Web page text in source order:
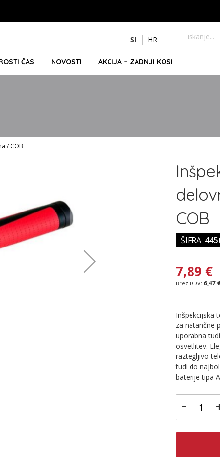
na
SI HR
ČAS NOVOSTI AKCIJA – ZADNJI KOSI
/ COB
COB
ŠIFRA
7,89 €
6,47 €
Inšpekcijska
za natančne
uporabna
osvetlitev.
raztegljivo
tudi do
baterije tipa
-